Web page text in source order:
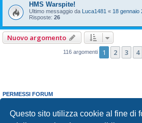
Questo sito utilizza cookie al fine di
HMS Warspite!
Ultimo messaggio da Luca1481 « 18 gennaio
Risposte: 26
Nuovo argomento
116 argomenti 1 2 3 4
PERMESSI FORUM
Non puoirispondere negli argomenti
Non puoimodificare i tuoi messaggi